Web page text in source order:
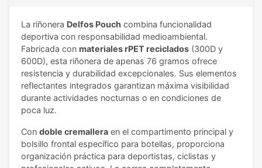
La riñonera Delfos Pouch combina funcionalidad
deportiva con responsabilidad medioambiental.
Fabricada con materiales rPET reciclados (300D y
600D), esta riñonera de apenas 76 gramos ofrece
resistencia y durabilidad excepcionales. Sus elementos
reflectantes integrados garantizan máxima visibilidad
durante actividades nocturnas o en condiciones de
poca luz.
Con doble cremallera en el compartimento principal y
bolsillo frontal específico para botellas, proporciona
organización práctica para deportistas, ciclistas y